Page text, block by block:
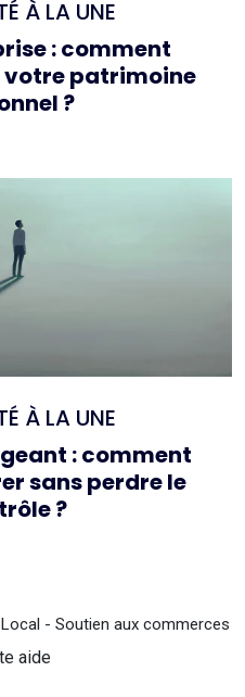
À LA UNE
: comment
patrimoine
?
À LA UNE
: comment
sans perdre le
?
- Soutien aux commerces
aide